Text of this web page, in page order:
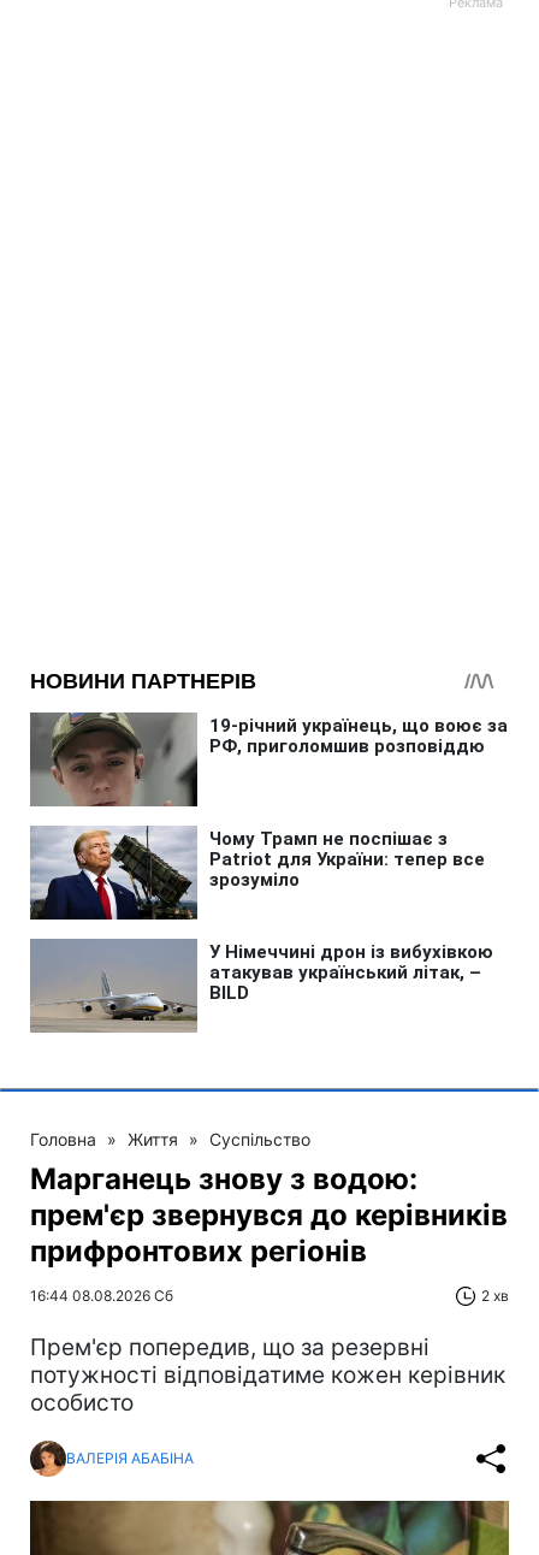
Головна » Життя » Суспільство
Марганець знову з водою:
прем'єр звернувся до керівників
прифронтових регіонів
16:44 08.08.2026 Сб 2 хв
Прем'єр попередив, що за резервні
потужності відповідатиме кожен керівник
особисто
ВАЛЕРІЯ АБАБІНА